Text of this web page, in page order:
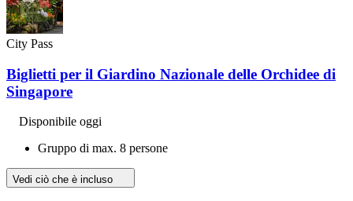
City Pass
Biglietti per il Giardino Nazionale delle Orchidee di
Singapore
Disponibile oggi
Gruppo di max. 8 persone
Vedi ciò che è incluso